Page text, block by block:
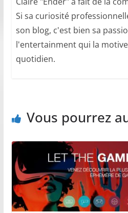
Si sa curiosité
son blog, c'est bien sa
l'entertainment qui la
quotidien.
Vous pourrez